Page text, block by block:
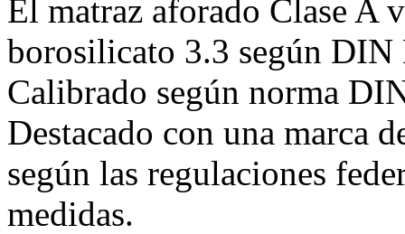
El matraz aforado Clase A
borosilicato 3.3 según
Calibrado según norma
Destacado con una
según las regulaciones
medidas.